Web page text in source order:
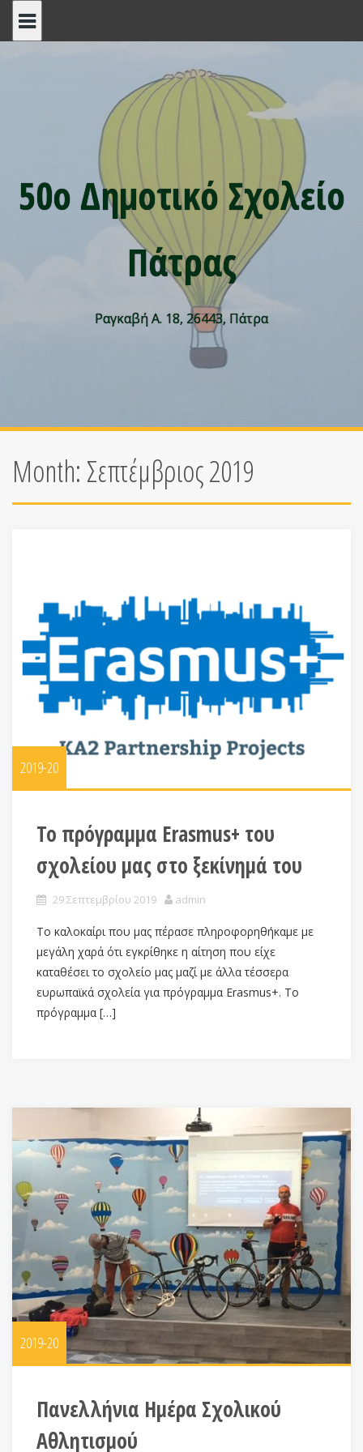
50ο Δημοτικό Σχολείο
Πάτρας
Ραγκαβή Α. 18, 26443, Πάτρα
Month: Σεπτέμβριος 2019
2019-20
Το πρόγραμμα Erasmus+ του
σχολείου μας στο ξεκίνημά του
29 Σεπτεμβρίου 2019 admin
Το καλοκαίρι που μας πέρασε πληροφορηθήκαμε με
μεγάλη χαρά ότι εγκρίθηκε η αίτηση που είχε
καταθέσει το σχολείο μας μαζί με άλλα τέσσερα
ευρωπαϊκά σχολεία για πρόγραμμα Erasmus+. Το
πρόγραμμα […]
2019-20
Πανελλήνια Ημέρα Σχολικού
Αθλητισμού